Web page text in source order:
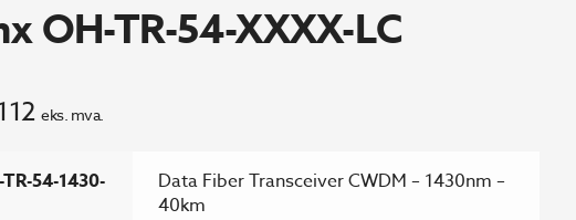
OH-TR-54-XXXX-LC
eks. mva.
54-1430-
Data Fiber Transceiver CWDM – 1430nm –
40km